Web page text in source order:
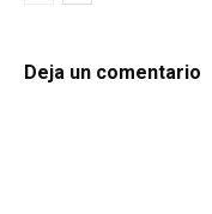
Deja un comentario